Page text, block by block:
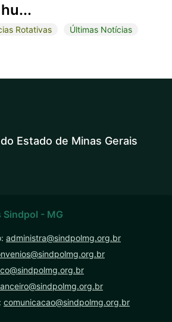
Rotativas Últimas Notícias
Estado de Minas Gerais
- MG
administra@sindpolmg.org.br
comunicacao@sindpolmg.org.br